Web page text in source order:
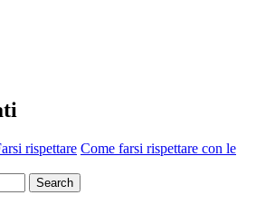
rispettare Come farsi rispettare con le
Search